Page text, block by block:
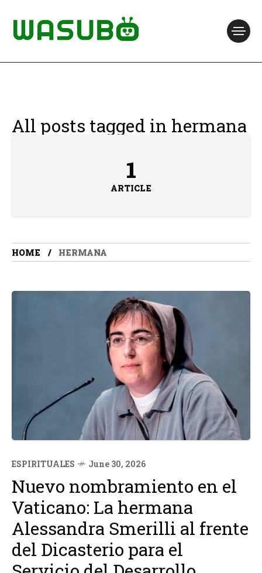
All posts tagged in hermana
1
ARTICLE
HOME HERMANA
ESPIRITUALES June 30, 2026
Nuevo nombramiento en el
Vaticano: La hermana
Alessandra Smerilli al frente
del Dicasterio para el